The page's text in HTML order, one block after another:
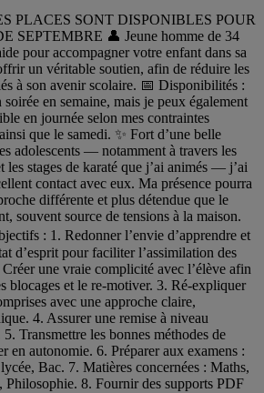
PLACES SONT DISPONIBLES POUR
SEPTEMBRE 👤 Jeune homme de 34
pour accompagner votre enfant dans sa
un véritable soutien, afin de réduire les
à son avenir scolaire. 📅 Disponibilités :
en semaine, mais je peux également
en journée selon mes contraintes
que le samedi. ✨ Fort d’une belle
adolescents — notamment à travers les
les stages de karaté que j’ai animés — j’ai
contact avec eux. Ma présence pourra
différente et plus détendue que le
souvent source de tensions à la maison.
: 1. Redonner l’envie d’apprendre et
d’esprit pour faciliter l’assimilation des
Créer une vraie complicité avec l’élève afin
blocages et le re-motiver. 3. Ré-expliquer
avec une approche claire,
4. Assurer une remise à niveau
Transmettre les bonnes méthodes de
en autonomie. 6. Préparer aux examens :
Bac. 7. Matières concernées : Maths,
Philosophie. 8. Fournir des supports PDF